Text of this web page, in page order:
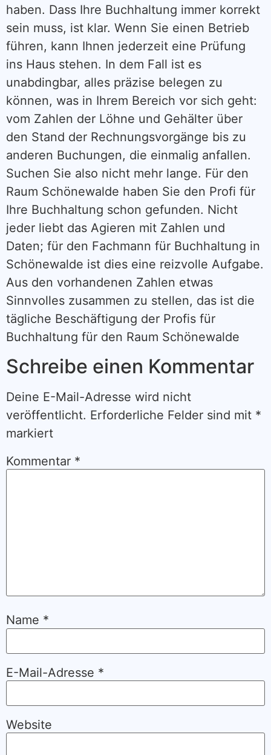
haben. Dass Ihre Buchhaltung immer korrekt
sein muss, ist klar. Wenn Sie einen Betrieb
führen, kann Ihnen jederzeit eine Prüfung
ins Haus stehen. In dem Fall ist es
unabdingbar, alles präzise belegen zu
können, was in Ihrem Bereich vor sich geht:
vom Zahlen der Löhne und Gehälter über
den Stand der Rechnungsvorgänge bis zu
anderen Buchungen, die einmalig anfallen.
Suchen Sie also nicht mehr lange. Für den
Raum Schönewalde haben Sie den Profi für
Ihre Buchhaltung schon gefunden. Nicht
jeder liebt das Agieren mit Zahlen und
Daten; für den Fachmann für Buchhaltung in
Schönewalde ist dies eine reizvolle Aufgabe.
Aus den vorhandenen Zahlen etwas
Sinnvolles zusammen zu stellen, das ist die
tägliche Beschäftigung der Profis für
Buchhaltung für den Raum Schönewalde
Schreibe einen Kommentar
Deine E-Mail-Adresse wird nicht
veröffentlicht. Erforderliche Felder sind mit *
markiert
Kommentar *
Name *
E-Mail-Adresse *
Website